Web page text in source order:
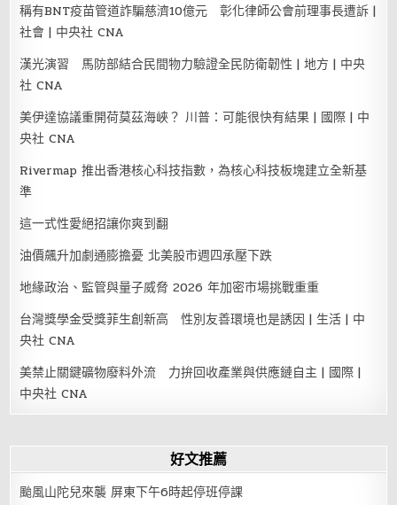
稱有BNT疫苗管道詐騙慈濟10億元 彰化律師公會前理事長遭訴 |
社會 | 中央社 CNA
漢光演習 馬防部結合民間物力驗證全民防衛韌性 | 地方 | 中央
社 CNA
美伊達協議重開荷莫茲海峽？ 川普：可能很快有結果 | 國際 | 中
央社 CNA
Rivermap 推出香港核心科技指數，為核心科技板塊建立全新基
準
這一式性愛絕招讓你爽到翻
油價飆升加劇通膨擔憂 北美股市週四承壓下跌
地緣政治、監管與量子威脅 2026 年加密市場挑戰重重
台灣獎學金受獎菲生創新高 性別友善環境也是誘因 | 生活 | 中
央社 CNA
美禁止關鍵礦物廢料外流 力拚回收產業與供應鏈自主 | 國際 |
中央社 CNA
好文推薦
颱風山陀兒來襲 屏東下午6時起停班停課